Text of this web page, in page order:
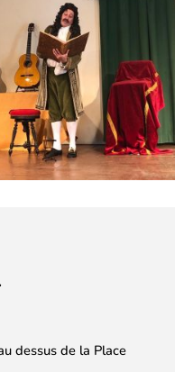
dessus de la Place